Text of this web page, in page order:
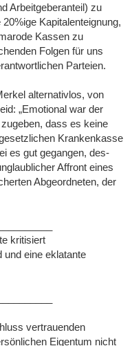
Arbeitgeberanteil) zu
Kapitalenteignung,
Kassen zu
Folgen für uns
Parteien.
alternativlos, von
„Emo­ti­o­nal war der
dass es kei­ne
Kran­ken­kas­se
es gut ge­gan­gen, des­
Affront eines
Abgeordneten, der
kritisiert
und eine eklatante
vertrauenden
Eigentum nicht